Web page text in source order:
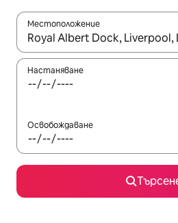
Местоположение
Когато резултатите се
Настаняване
Освобождаване